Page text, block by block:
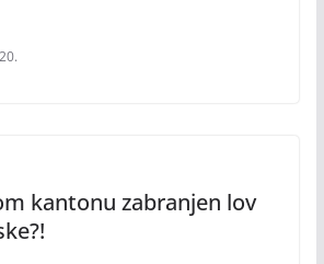
kantonu zabranjen lov